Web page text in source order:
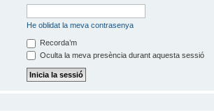
He oblidat la meva contrasenya
Recorda’m
Oculta la meva presència durant aquesta sessió